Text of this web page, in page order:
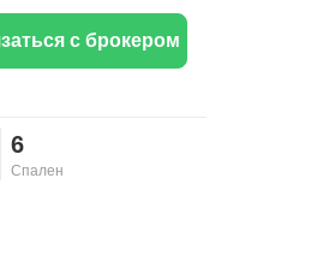
6
Спален
с брокером